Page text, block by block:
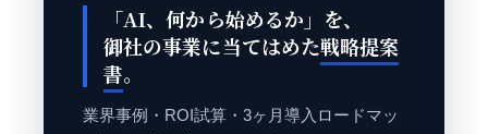
「AI、何から始めるか」を、
御社の事業に当てはめた戦略提案
書。
業界事例・ROI試算・3ヶ月導入ロードマッ